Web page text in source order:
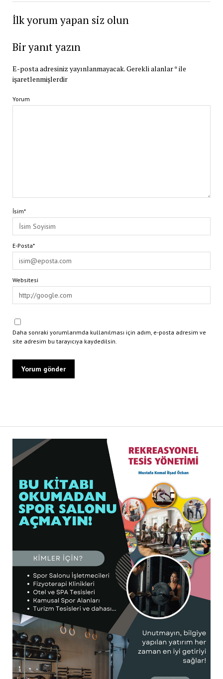
İlk yorum yapan siz olun
Bir yanıt yazın
E-posta adresiniz yayınlanmayacak.Gerekli alanlar*ile
işaretlenmişlerdir
Yorum
İsim*
E-Posta*
Websitesi
Daha sonraki yorumlarımda kullanılması için adım, e-posta adresim ve
site adresim bu tarayıcıya kaydedilsin.